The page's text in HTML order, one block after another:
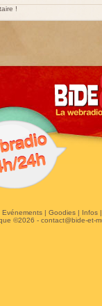
!
Evénements| Goodies| Infos
©2026 - contact@bide-et-